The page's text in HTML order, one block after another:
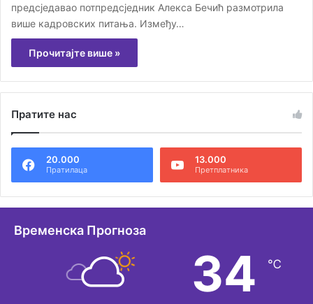
предсједавао потпредсједник Алекса Бечић размотрила
више кадровских питања. Између…
Прочитајте више »
Пратите нас
20.000
Пратилаца
13.000
Претплатника
Временска Прогноза
34 ℃